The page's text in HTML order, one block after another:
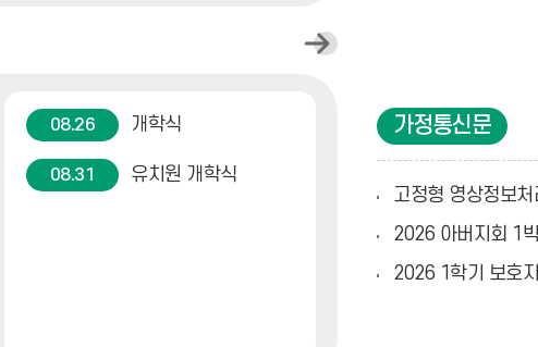
08.26 개학식
08.31 유치원 개학식
일
정
가정통신문
고정형 영상정보
2026 아버지회 1
2026 1학기 보호